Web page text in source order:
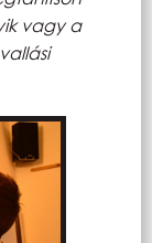
vagy a